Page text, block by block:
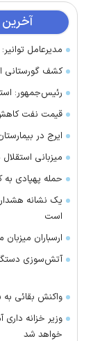
آخرین
مدیرعامل توانیر: ۱۰ هزار ماینر جمع‌آوری شد
کشف گورستانی از
رئیس‌جمهور:
قیمت نفت
ایرج در
میزبانی
حمله پهپادی به
یک نشانه
است
ارسباران میزبان
آتش‌سوزی
واکنش بقائی
وزیر خزانه
خواهد شد